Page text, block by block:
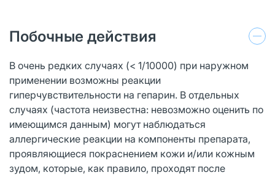
Побочные действия
В очень редких случаях (< 1/10000) при наружном
применении возможны реакции
гиперчувствительности на гепарин. В отдельных
случаях (частота неизвестна: невозможно оценить по
имеющимся данным) могут наблюдаться
аллергические реакции на компоненты препарата,
проявляющиеся покраснением кожи и/или кожным
зудом, которые, как правило, проходят после